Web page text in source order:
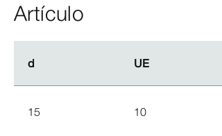
Artículo
d UE
d UE
15 10